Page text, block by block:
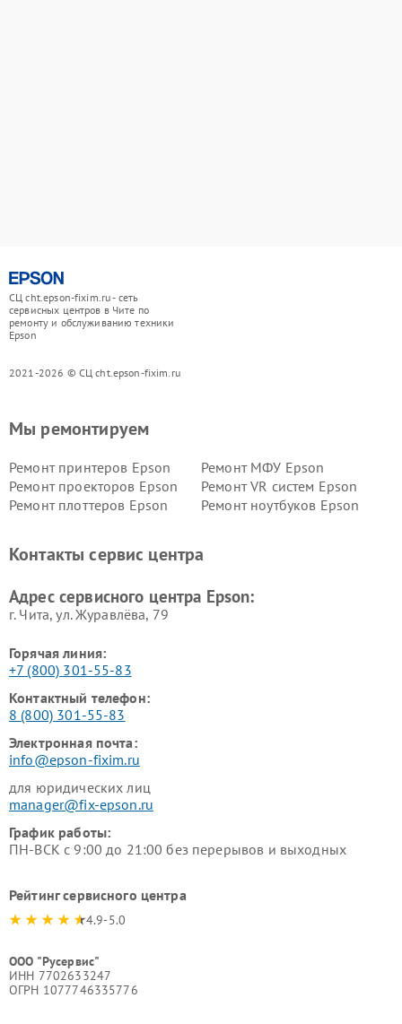
СЦ cht.epson-fixim.ru - сеть
сервисных центров в Чите по
ремонту и обслуживанию техники
Epson
2021-2026 © СЦ cht.epson-fixim.ru
Мы ремонтируем
Ремонт принтеров Epson
Ремонт МФУ Epson
Ремонт проекторов Epson
Ремонт VR систем Epson
Ремонт плоттеров Epson
Ремонт ноутбуков Epson
Контакты сервис центра
Адрес сервисного центра Epson:
г. Чита, ул. Журавлёва, 79
Горячая линия:
+7 (800) 301-55-83
Контактный телефон:
8 (800) 301-55-83
Электронная почта:
info@epson-fixim.ru
для юридических лиц
manager@fix-epson.ru
График работы:
ПН-ВСК с 9:00 до 21:00 без перерывов и выходных
Рейтинг сервисного центра
4.9-5.0
ООО "Русервис"
ИНН 7702633247
ОГРН 1077746335776